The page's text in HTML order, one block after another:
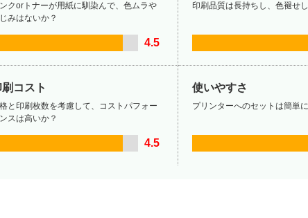
クorトナーが用紙に馴染んで、色ムラや
みはないか？
4.5
印刷品質は長持ちし、色褪せ
刷コスト
と印刷枚数を考慮して、コストパフォー
スは高いか？
4.5
使いやすさ
プリンターへのセットは簡単